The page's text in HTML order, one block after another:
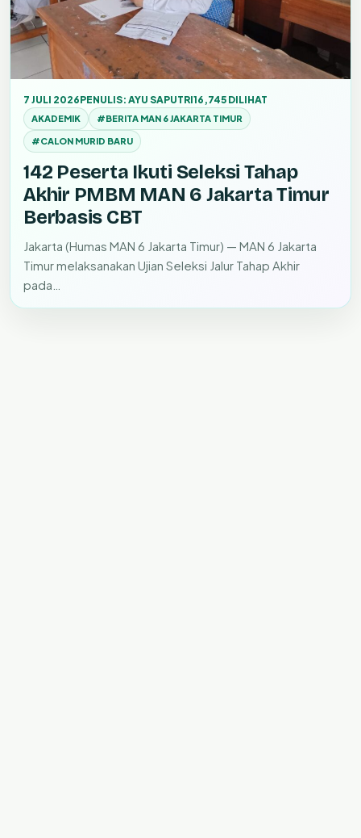
7 JULI 2026PENULIS: AYU SAPUTRI16,745 DILIHAT
AKADEMIK #BERITA MAN 6 JAKARTA TIMUR
#CALON MURID BARU
142 Peserta Ikuti Seleksi Tahap
Akhir PMBM MAN 6 Jakarta Timur
Berbasis CBT
Jakarta (Humas MAN 6 Jakarta Timur) — MAN 6 Jakarta
Timur melaksanakan Ujian Seleksi Jalur Tahap Akhir
pada…